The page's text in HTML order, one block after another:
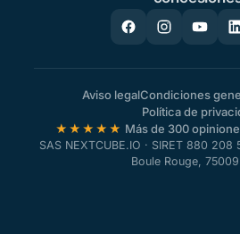
Aviso legalCondiciones
Política de
★★★★★ Más de 300
SAS NEXTCUBE.IO · SIRET 880
Boule Rouge,